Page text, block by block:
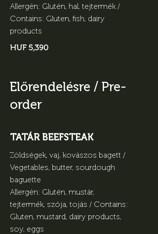
Allergén: Glutén, hal, tejtermék /
Contains: Gluten, fish, dairy
products
HUF 5,390
Előrendelésre / Pre-
order
TATÁR BEEFSTEAK
Zöldségek, vaj, kovászos bagett /
Vegetables, butter, sourdough
baguette
Allergén: Glutén, mustár,
tejtermék, szója, tojás / Contains:
Gluten, mustard, dairy products,
soy, eggs